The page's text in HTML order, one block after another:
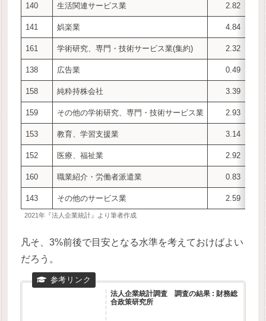
140 生活関連サービス業 2.82
141 娯楽業 4.84
161 学術研究、専門・技術サービス業(集約) 2.32
138 広告業 0.49
158 純粋持株会社 3.39
159 その他の学術研究、専門・技術サービス業 2.93
153 教育、学習支援業 3.14
152 医療、福祉業 2.92
160 職業紹介・労働者派遣業 0.83
143 その他のサービス業 2.59
2021年『法人企業統計』より筆者作成
凡そ、3%前後で目安となる水準を考えておけばよい
だろう。
法人企業統計調査 調査の結果 : 財務総
合政策研究所